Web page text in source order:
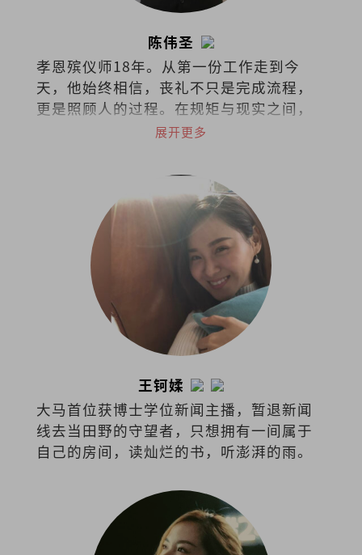
陈伟圣
孝恩殡仪师18年。从第一份工作走到今
天，他始终相信，丧礼不只是完成流程，
更是照顾人的过程。在规矩与现实之间，
他选择把同理留给活着的人。
展开更多
王钶媃
大马首位获博士学位新闻主播，暂退新闻
线去当田野的守望者，只想拥有一间属于
自己的房间，读灿烂的书，听澎湃的雨。